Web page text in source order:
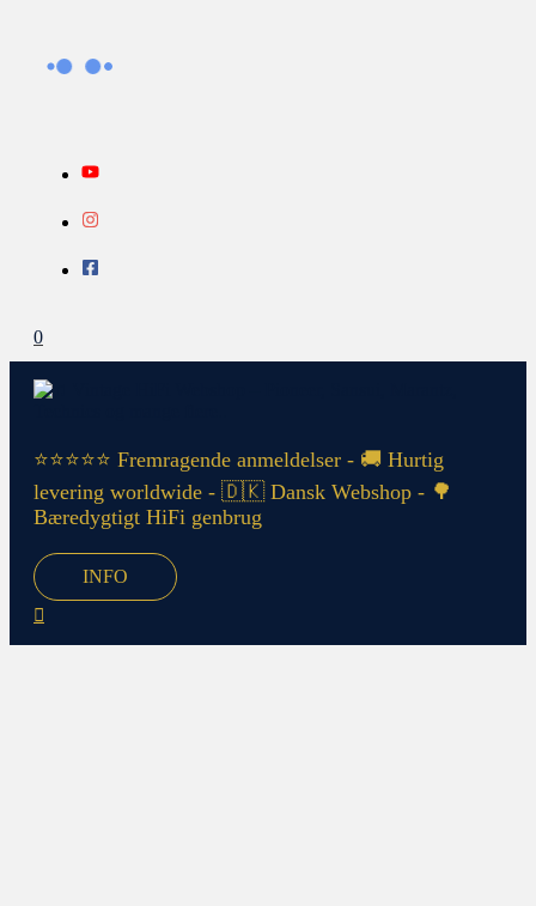
0
⭐⭐⭐⭐⭐ Fremragende anmeldelser - 🚚 Hurtig
levering worldwide - 🇩🇰 Dansk Webshop - 🌳
Bæredygtigt HiFi genbrug
INFO